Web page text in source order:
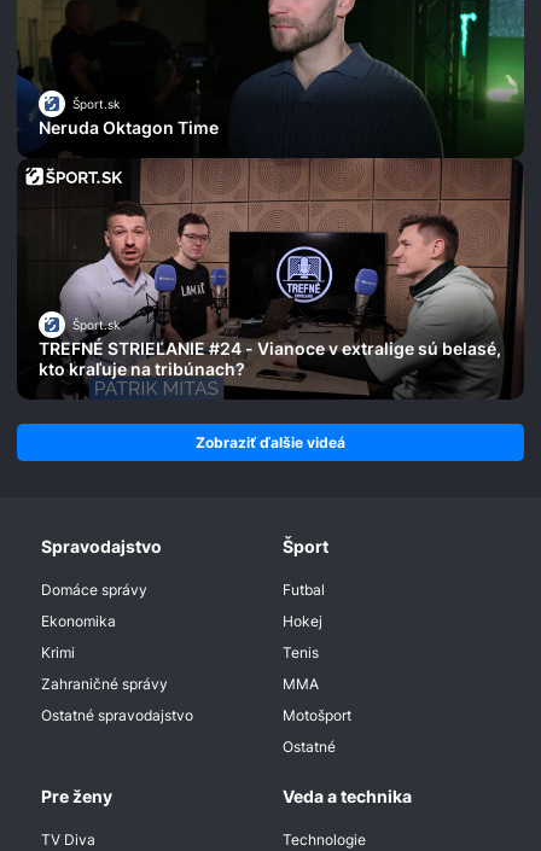
Šport.sk
Neruda Oktagon Time
Šport.sk
TREFNÉ STRIEĽANIE #24 - Vianoce v extralige sú belasé,
kto kraľuje na tribúnach?
Zobraziť ďalšie videá
Spravodajstvo
Domáce správy
Ekonomika
Krimi
Zahraničné správy
Ostatné spravodajstvo
Šport
Futbal
Hokej
Tenis
MMA
Motošport
Ostatné
Pre ženy
TV Diva
Veda a technika
Technologie